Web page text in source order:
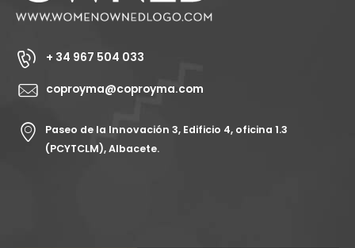
+ 34 967 504 033
coproyma@coproyma.com
Paseo de la Innovación 3, Edificio 4, oficina 1.3
(PCYTCLM), Albacete.